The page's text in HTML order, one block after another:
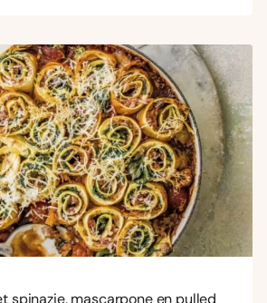
(4)
(30)
(68)
spinazie, mascarpone en pulled